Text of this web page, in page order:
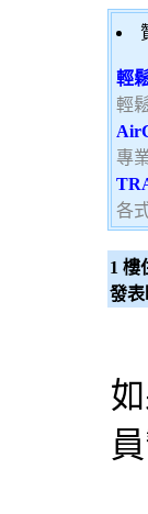
輕
輕
專
各
1 樓
發表